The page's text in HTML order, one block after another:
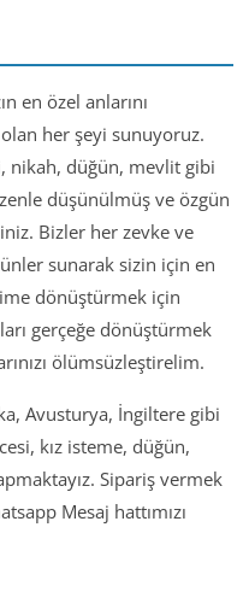
en özel anlarını
her şeyi sunuyoruz.
nikah, düğün, mevlit gibi
düşünülmüş ve özgün
Bizler her zevke ve
sunarak sizin için en
dönüştürmek için
gerçeğe dönüştürmek
ölümsüzleştirelim.
Avusturya, İngiltere gibi
kız isteme, düğün,
Sipariş vermek
Mesaj hattımızı